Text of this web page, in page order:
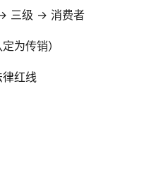
三级 → 消费者
为传销）
红线